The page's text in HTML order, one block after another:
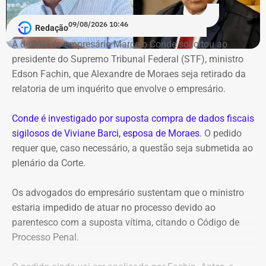
Redação09/08/2026 10:46
A defesa do empresário Marcelo Conde solicitou ao
presidente do Supremo Tribunal Federal (STF), ministro
Edson Fachin, que Alexandre de Moraes seja retirado da
relatoria de um inquérito que envolve o empresário.
Conde é investigado por suposta compra de dados fiscais
sigilosos de Viviane Barci, esposa de Moraes. O pedido
requer que, caso necessário, a questão seja submetida ao
plenário da Corte.
Os advogados do empresário sustentam que o ministro
estaria impedido de atuar no processo devido ao
parentesco com a suposta vítima, citando o Código de
Processo Penal.